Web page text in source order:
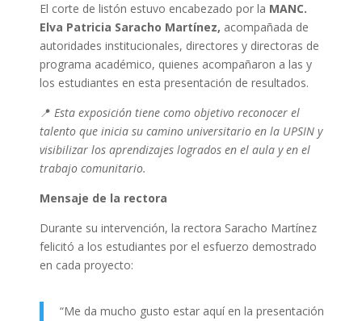
El corte de listón estuvo encabezado por la MANC.
Elva Patricia Saracho Martínez, acompañada de
autoridades institucionales, directores y directoras de
programa académico, quienes acompañaron a las y
los estudiantes en esta presentación de resultados.
📍 Esta exposición tiene como objetivo reconocer el
talento que inicia su camino universitario en la UPSIN y
visibilizar los aprendizajes logrados en el aula y en el
trabajo comunitario.
Mensaje de la rectora
Durante su intervención, la rectora Saracho Martínez
felicitó a los estudiantes por el esfuerzo demostrado
en cada proyecto:
“Me da mucho gusto estar aquí en la presentación